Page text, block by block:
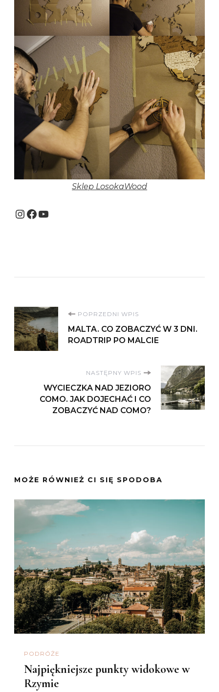
Sklep LosokaWood
Instagram
Facebook
YouTube
Nawigacja
wpisu
POPRZEDNI WPIS
MALTA. CO ZOBACZYĆ W 3 DNI.
ROADTRIP PO MALCIE
NASTĘPNY WPIS
WYCIECZKA NAD JEZIORO
COMO. JAK DOJECHAĆ I CO
ZOBACZYĆ NAD COMO?
MOŻE RÓWNIEŻ CI SIĘ SPODOBA
PODRÓŻE
Najpiękniejsze punkty widokowe w
Rzymie